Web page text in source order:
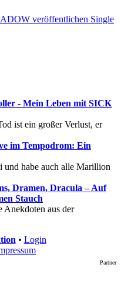
veröffentlichen Single
- Mein Leben mit SICK
ist ein großer Verlust, er
im Tempodrom: Ein
habe auch alle Marillion
Dramen, Dracula – Auf
Stauch
Anekdoten aus der
• Login
Partner